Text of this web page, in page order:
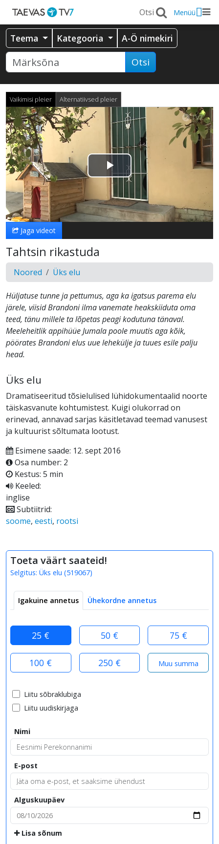
Menüü
Teema Kategooria A-Ö nimekiri
Otsi
Vaikimisi pleier Alternatiivsed pleier
Esita
video
Jaga videot
Tahtsin rikastuda
Noored Üks elu
Hüljatuse tunne ja pettumus, aga ka igatsus parema elu
järele, viisid Brandoni ilma vanemate heakskiiduta oma
teed, tänu millele ta lõpetas peagi kodutuna tänaval.
Meeleheitlik appihüüe Jumala poole muutis aga kõik,
pöörates Brandoni elus uue lehekülje ja tuues esile palju
head.
Üks elu
Dramatiseeritud tõsielulised lühidokumentaalid noorte
täiskasvanute kohtumistest. Kuigi olukorrad on
erinevad, annavad sarjas käsitletavad teemad vanusest
ja kultuurist sõltumata lootust.
Esimene saade: 12. sept 2016
Osa number: 2
Kestus: 5 min
Keeled:
inglise
Subtiitrid:
soome, eesti, rootsi
Toeta väärt saateid!
Selgitus: Üks elu (519067)
Igakuine annetus Ühekordne annetus
25 € 50 € 75 €
100 € 250 €
Liitu sõbraklubiga
Liitu uudiskirjaga
Nimi
E-post
Alguskuupäev
Lisa sõnum